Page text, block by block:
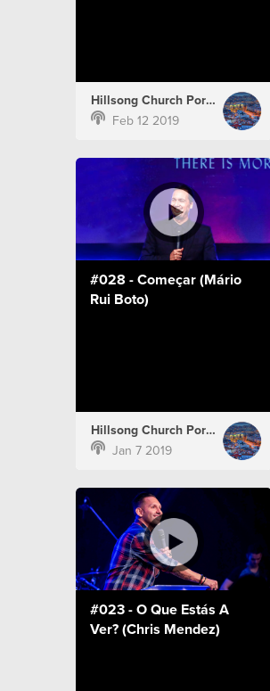
Hillsong Church Portugal
Feb 12 2019
#028 - Começar (Mário
Rui Boto)
Hillsong Church Portugal
Jan 7 2019
#023 - O Que Estás A
Ver? (Chris Mendez)